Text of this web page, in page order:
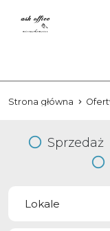
Strona główna
Sprzedaż